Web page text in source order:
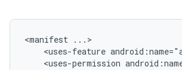
<manifest
<uses-feature
<uses-permission